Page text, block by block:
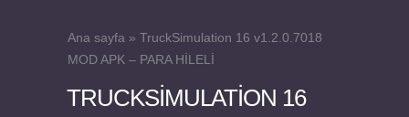
Ana sayfa » TruckSimulation 16 v1.2.0.7018
MOD APK – PARA HİLELİ
TRUCKSIMULATION 16